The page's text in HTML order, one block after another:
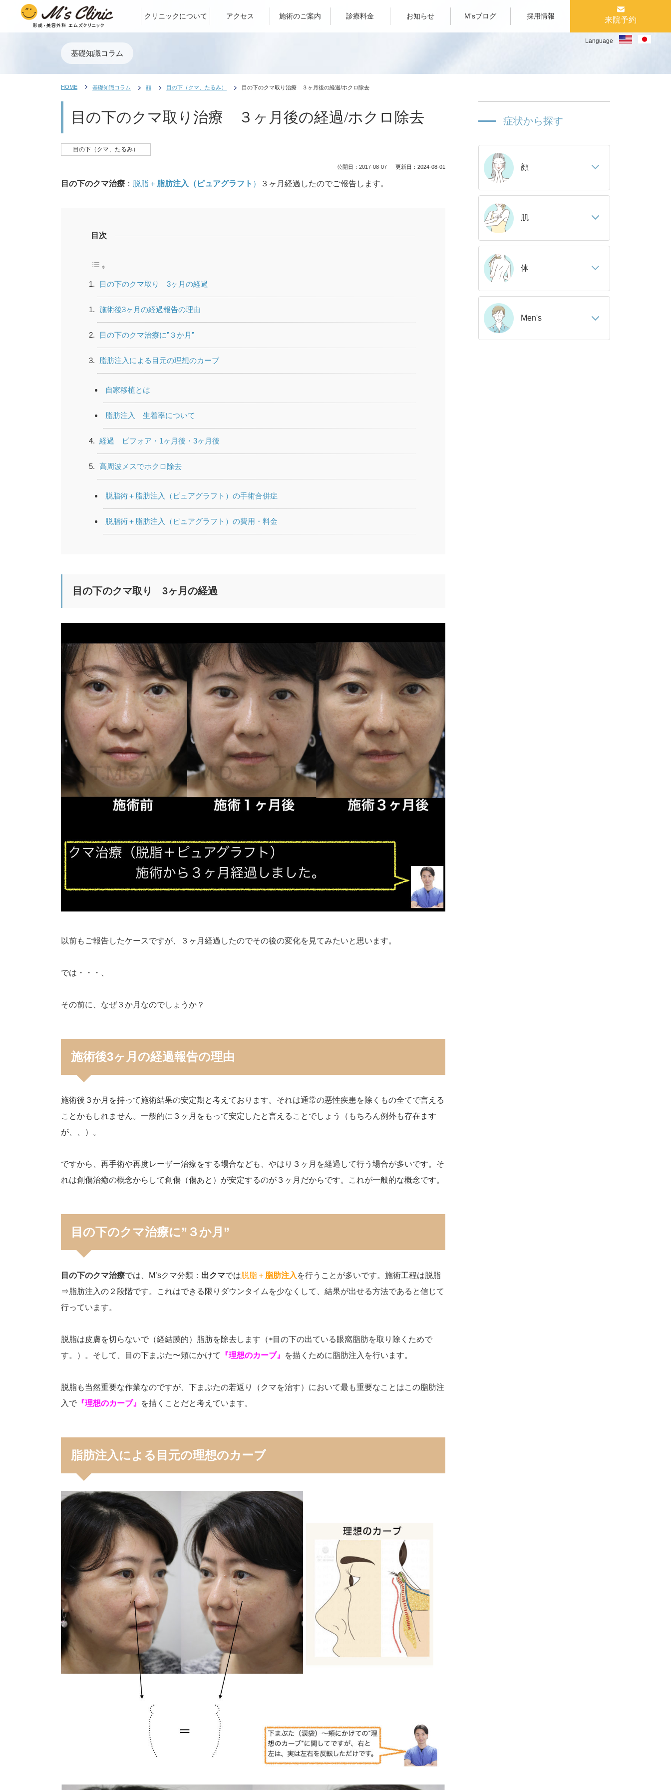
クリニックについて アクセス 施術のご案内 診療料金 お知らせ M'sブログ 採用情報 来院予約
Language
基礎知識コラム
HOME 基礎知識コラム 顔 目の下（クマ、たるみ） 目の下のクマ取り治療 ３ヶ月後の経過/ホクロ除去
目の下のクマ取り治療 ３ヶ月後の経過/ホクロ除去
目の下（クマ、たるみ）
公開日： 2017-08-07 更新日： 2024-08-01
目の下のクマ治療 ： 脱脂＋ 脂肪注入（ピュアグラフト ） ３ヶ月経過したのでご報告します。
目次
目の下のクマ取り 3ヶ月の経過
施術後3ヶ月の経過報告の理由
目の下のクマ治療に”３か月”
脂肪注入による目元の理想のカーブ
自家移植とは
脂肪注入 生着率について
経過 ビフォア・1ヶ月後・3ヶ月後
高周波メスでホクロ除去
脱脂術＋脂肪注入（ピュアグラフト）の手術合併症
脱脂術＋脂肪注入（ピュアグラフト）の費用・料金
目の下のクマ取り 3ヶ月の経過
以前もご報告したケースですが、３ヶ月経過したのでその後の変化を見てみたいと思います。
では・・・、
その前に、なぜ３か月なのでしょうか？
施術後3ヶ月の経過報告の理由
施術後３か月を持って施術結果の安定期と考えております。それは通常の悪性疾患を除くもの全てで言える
ことかもしれません。一般的に３ヶ月をもって安定したと言えることでしょう（もちろん例外も存在ます
が、、）。
ですから、再手術や再度レーザー治療をする場合なども、やはり３ヶ月を経過して行う場合が多いです。そ
れは創傷治癒の概念からして創傷（傷あと）が安定するのが３ヶ月だからです。これが一般的な概念です。
目の下のクマ治療に”３か月”
目の下のクマ治療では、M’sクマ分類： 出クマでは脱脂＋ 脂肪注入 を行うことが多いです。施術工程は脱脂
⇒脂肪注入の２段階です。これはできる限りダウンタイムを少なくして、結果が出せる方法であると信じて
行っています。
脱脂は皮膚を切らないで（経結膜的）脂肪を除去します（⇦目の下の出ている眼窩脂肪を取り除くためで
す。）。そして、目の下まぶた〜頬にかけて
『理想のカーブ』 を描くために脂肪注入を行います。
脱脂も当然重要な作業なのですが、下まぶたの若返り（クマを治す）において最も重要なことはこの脂肪注
入で 『理想のカーブ』 を描くことだと考えています。
脂肪注入による目元の理想のカーブ
症状から探す
顔
肌
体
Men's